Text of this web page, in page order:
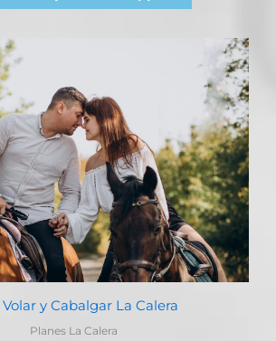
y Cabalgar La Calera
Planes La Calera